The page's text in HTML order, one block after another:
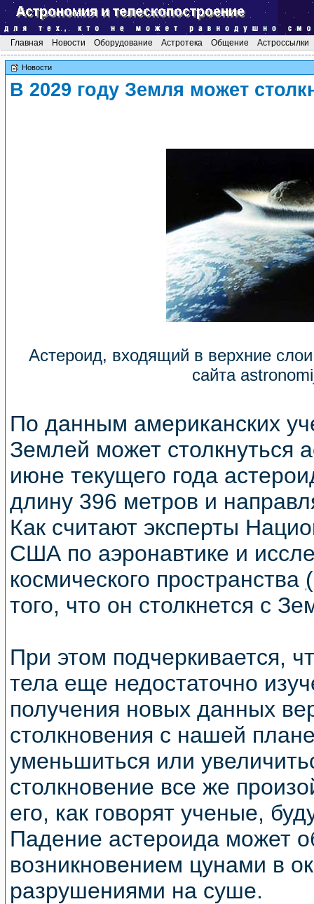
Главная Новости Оборудование Астротека Общение Астроссылки
Новости
В 2029 году Земля может
Астероид, входящий в верхние
сайта
По данным американских
Землей может столкнуться
июне текущего года
длину 396 метров и
Как считают эксперты
США по аэронавтике и
космического пространства
того, что он столкнется с
При этом подчеркивается,
тела еще недостаточно
получения новых данных
столкновения с нашей
уменьшиться или
столкновение все же
его, как говорят ученые,
Падение астероида может
возникновением цунами в
разрушениями на суше.